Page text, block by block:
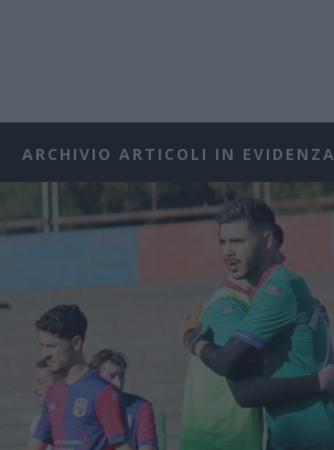
ARCHIVIO ARTICOLI IN EVIDENZA